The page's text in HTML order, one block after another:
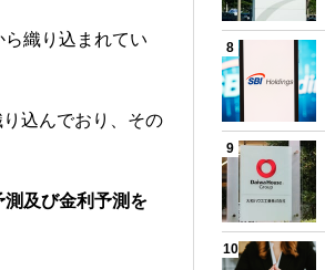
織り込まれてい
込んでおり、その
測及び金利予測を